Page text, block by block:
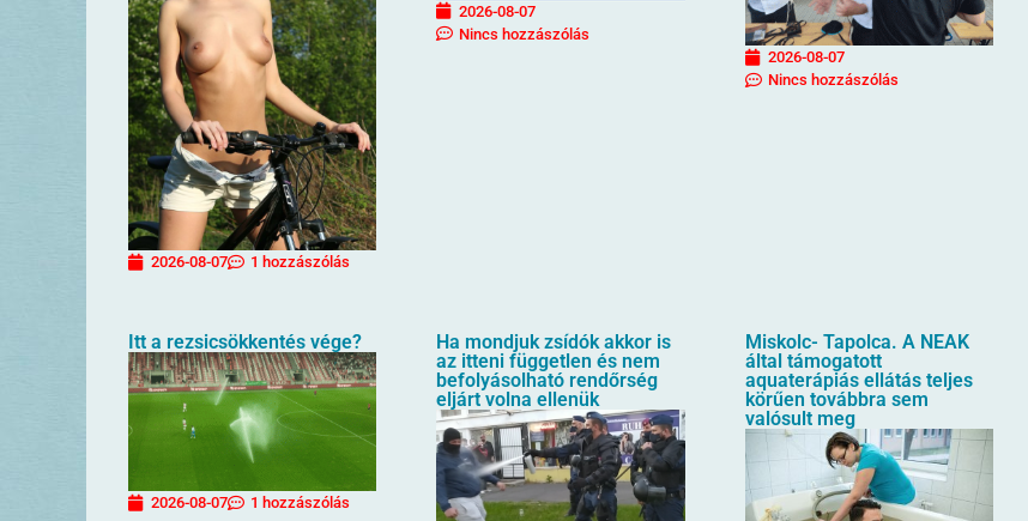
2026-08-07 1 hozzászólás
2026-08-07
Nincs hozzászólás
2026-08-07
Nincs hozzászólás
Itt a rezsicsökkentés vége?
2026-08-07 1 hozzászólás
Ha mondjuk zsídók akkor is
az itteni független és nem
befolyásolható rendőrség
eljárt volna ellenük
Miskolc- Tapolca. A NEAK
által támogatott
aquaterápiás ellátás teljes
körűen továbbra sem
valósult meg